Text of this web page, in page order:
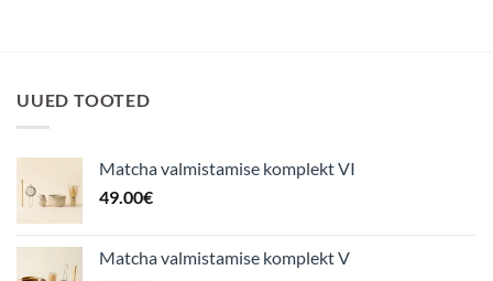
UUED TOOTED
Matcha valmistamise komplekt VI
49.00€
Matcha valmistamise komplekt V